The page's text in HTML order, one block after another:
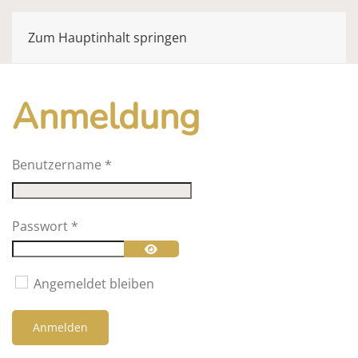
Zum Hauptinhalt springen
Anmeldung
Benutzername *
Passwort *
Passwort anzeigen
Angemeldet bleiben
Anmelden